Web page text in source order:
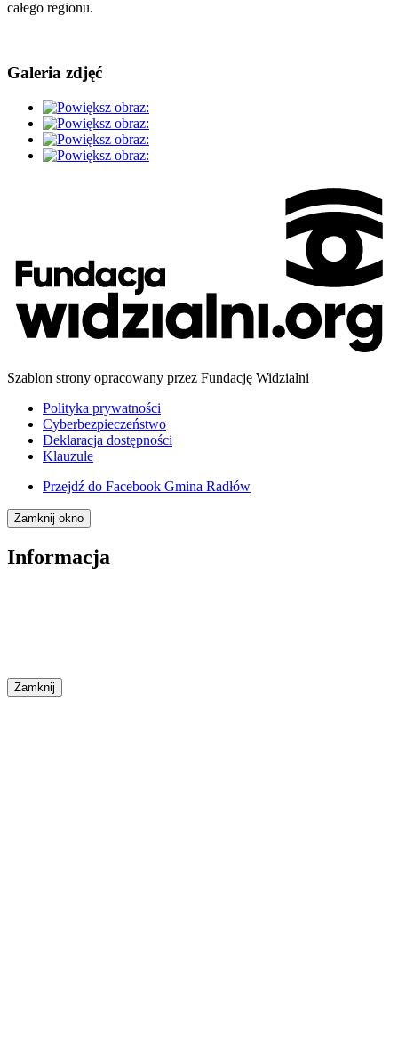
całego regionu.
Galeria zdjęć
Szablon strony opracowany przez Fundację Widzialni
Polityka prywatności
Cyberbezpieczeństwo
Deklaracja dostępności
Klauzule
Przejdź do Facebook Gmina Radłów
Zamknij okno
Informacja
Zamknij